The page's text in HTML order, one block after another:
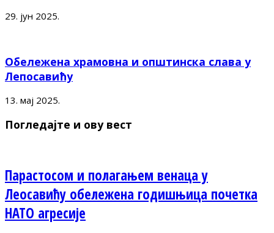
29. јун 2025.
Обележена храмовна и општинска слава у
Лепосавићу
13. мај 2025.
Погледајте и ову вест
Парастосом и полагањем венаца у
Леосавићу обележена годишњица почетка
НАТО агресије